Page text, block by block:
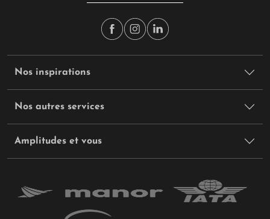
Nos inspirations
Nos autres services
Amplitudes et vous